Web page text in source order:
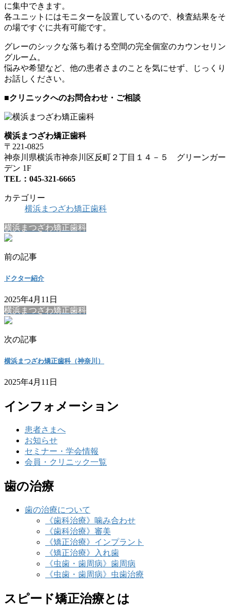
に集中できます。
各ユニットにはモニターを設置しているので、検査結果をそ
の場ですぐに共有可能です。
グレーのシックな落ち着ける空間の完全個室のカウンセリン
グルーム。
悩みや希望など、他の患者さまのことを気にせず、じっくり
お話しください。
■クリニックへのお問合わせ・ご相談
横浜まつざわ矯正歯科
〒221-0825
神奈川県横浜市神奈川区反町２丁目１４－５ グリーンガー
デン 1F
TEL：045-321-6665
カテゴリー
横浜まつざわ矯正歯科
横浜まつざわ矯正歯科
前の記事
ドクター紹介
2025年4月11日
横浜まつざわ矯正歯科
次の記事
横浜まつざわ矯正歯科（神奈川）
2025年4月11日
インフォメーション
患者さまへ
お知らせ
セミナー・学会情報
会員・クリニック一覧
歯の治療
歯の治療について
《歯科治療》噛み合わせ
《歯科治療》審美
《矯正治療》インプラント
《矯正治療》入れ歯
《虫歯・歯周病》歯周病
《虫歯・歯周病》虫歯治療
スピード矯正治療とは